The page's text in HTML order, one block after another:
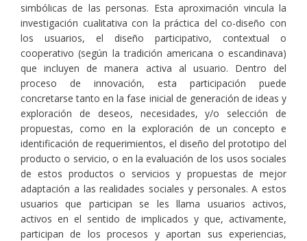
simbólicas de las personas. Esta aproximación vincula la
investigación cualitativa con la práctica del co-diseño con
los usuarios, el diseño participativo, contextual o
cooperativo (según la tradición americana o escandinava)
que incluyen de manera activa al usuario. Dentro del
proceso de innovación, esta participación puede
concretarse tanto en la fase inicial de generación de ideas y
exploración de deseos, necesidades, y/o selección de
propuestas, como en la exploración de un concepto e
identificación de requerimientos, el diseño del prototipo del
producto o servicio, o en la evaluación de los usos sociales
de estos productos o servicios y propuestas de mejor
adaptación a las realidades sociales y personales. A estos
usuarios que participan se les llama usuarios activos,
activos en el sentido de implicados y que, activamente,
participan de los procesos y aportan sus experiencias,